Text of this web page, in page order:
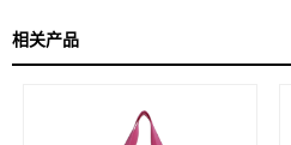
相关产品